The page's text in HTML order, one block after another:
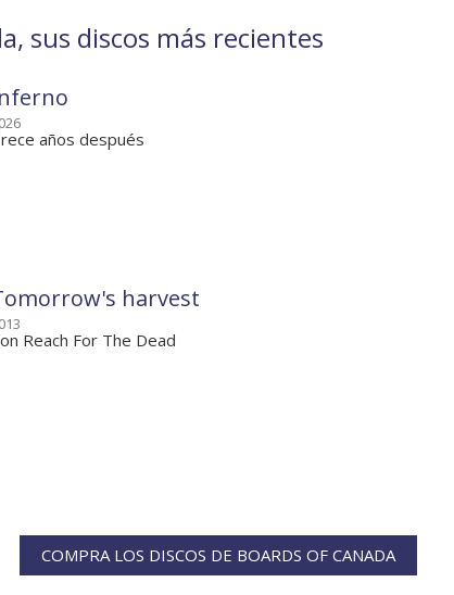
sus discos más recientes
años después
harvest
Reach For The Dead
COMPRA LOS DISCOS DE BOARDS OF CANADA